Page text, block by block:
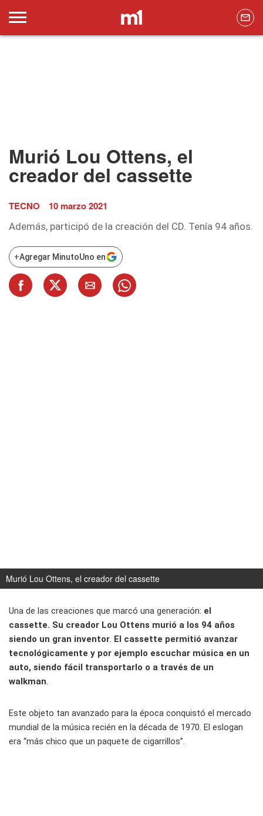
Murió Lou Ottens, el
creador del cassette
TECNO 10 marzo 2021
Además, participó de la creación del CD. Tenía 94 años.
+Agregar MinutoUno en
Murió Lou Ottens, el creador del cassette
Una de las creaciones que marcó una generación: el
cassette. Su creador Lou Ottens murió a los 94 años
siendo un gran inventor. El cassette permitió avanzar
tecnológicamente y por ejemplo escuchar música en un
auto, siendo fácil transportarlo o a través de un
walkman.
Este objeto tan avanzado para la época conquistó el mercado
mundial de la música recién en la década de 1970. El eslogan
era “más chico que un paquete de cigarrillos”.